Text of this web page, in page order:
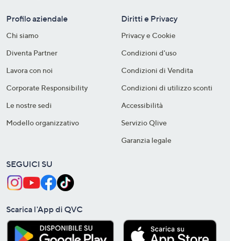
Profilo aziendale
Chi siamo
Diventa Partner
Lavora con noi
Corporate Responsibility
Le nostre sedi
Modello organizzativo
Diritti e Privacy
Privacy e Cookie
Condizioni d'uso
Condizioni di Vendita
Condizioni di utilizzo sconti
Accessibilità
Servizio Qlive
Garanzia legale
SEGUICI SU
Scarica l'App di QVC